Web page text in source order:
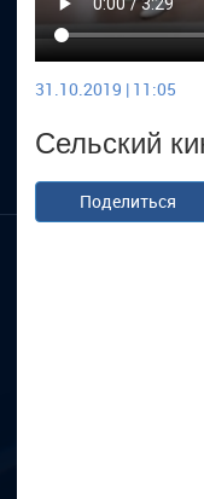
31.10.2019 | 11:05
Сельский
Поделиться